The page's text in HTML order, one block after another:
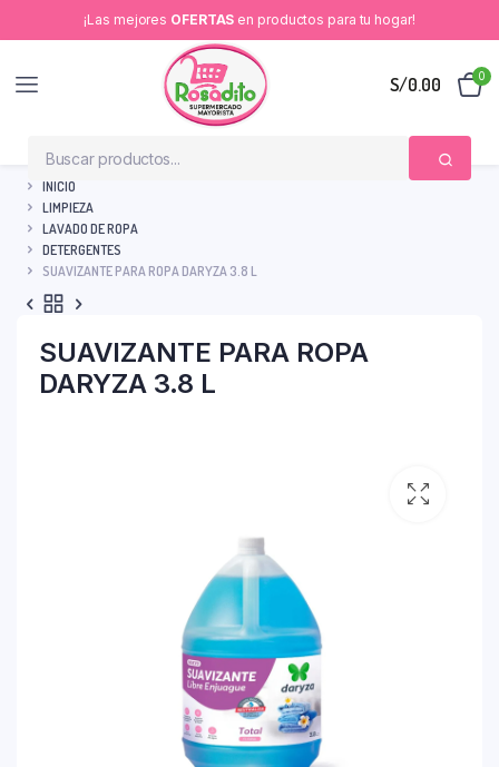
¡Las mejores OFERTAS en productos para tu hogar!
S/0.00 0
INICIO
LIMPIEZA
LAVADO DE ROPA
DETERGENTES
SUAVIZANTE PARA ROPA DARYZA 3.8 L
SUAVIZANTE PARA ROPA
DARYZA 3.8 L